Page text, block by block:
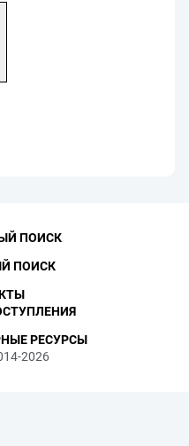
2026
ПОИСК
ПОИСК
РЕСУРСЫ